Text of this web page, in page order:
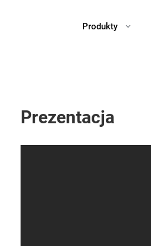
Produkty
Prezentacja